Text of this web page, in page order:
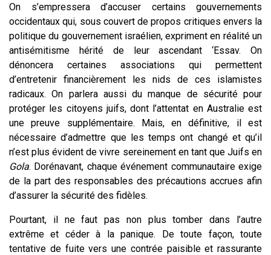
On s’empressera d’accuser certains gouvernements
occidentaux qui, sous couvert de propos critiques envers la
politique du gouvernement israélien, expriment en réalité un
antisémitisme hérité de leur ascendant ‘Essav. On
dénoncera certaines associations qui permettent
d’entretenir financièrement les nids de ces islamistes
radicaux. On parlera aussi du manque de sécurité pour
protéger les citoyens juifs, dont l’attentat en Australie est
une preuve supplémentaire. Mais, en définitive, il est
nécessaire d’admettre que les temps ont changé et qu’il
n’est plus évident de vivre sereinement en tant que Juifs en
Gola. Dorénavant, chaque événement communautaire exige
de la part des responsables des précautions accrues afin
d’assurer la sécurité des fidèles.
Pourtant, il ne faut pas non plus tomber dans l’autre
extrême et céder à la panique. De toute façon, toute
tentative de fuite vers une contrée paisible et rassurante